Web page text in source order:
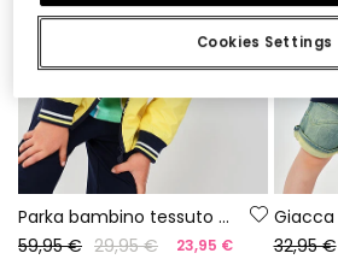
Parka bambino tessuto tecnico giallo
59,95 € 29,95 € 23,95 €
32,95 €
Cookies Settings